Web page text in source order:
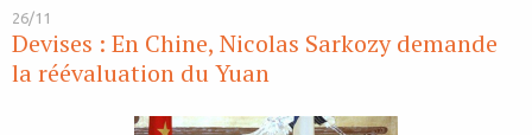
26/11
Devises : En Chine, Nicolas Sarkozy demande
la réévaluation du Yuan